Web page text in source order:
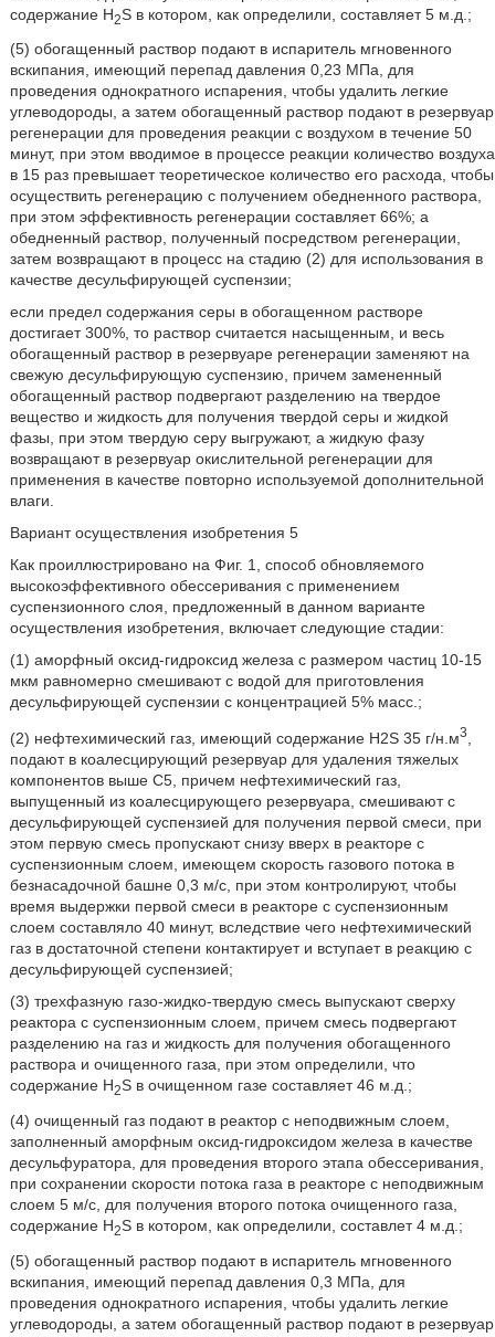
содержание H2S в котором, как определили, составляет 5 м.д.;
(5) обогащенный раствор подают в испаритель мгновенного
вскипания, имеющий перепад давления 0,23 МПа, для
проведения однократного испарения, чтобы удалить легкие
углеводороды, а затем обогащенный раствор подают в резервуар
регенерации для проведения реакции с воздухом в течение 50
минут, при этом вводимое в процессе реакции количество воздуха
в 15 раз превышает теоретическое количество его расхода, чтобы
осуществить регенерацию с получением обедненного раствора,
при этом эффективность регенерации составляет 66%; а
обедненный раствор, полученный посредством регенерации,
затем возвращают в процесс на стадию (2) для использования в
качестве десульфирующей суспензии;
если предел содержания серы в обогащенном растворе
достигает 300%, то раствор считается насыщенным, и весь
обогащенный раствор в резервуаре регенерации заменяют на
свежую десульфирующую суспензию, причем замененный
обогащенный раствор подвергают разделению на твердое
вещество и жидкость для получения твердой серы и жидкой
фазы, при этом твердую серу выгружают, а жидкую фазу
возвращают в резервуар окислительной регенерации для
применения в качестве повторно используемой дополнительной
влаги.
Вариант осуществления изобретения 5
Как проиллюстрировано на Фиг. 1, способ обновляемого
высокоэффективного обессеривания с применением
суспензионного слоя, предложенный в данном варианте
осуществления изобретения, включает следующие стадии:
(1) аморфный оксид-гидроксид железа с размером частиц 10-15
мкм равномерно смешивают с водой для приготовления
десульфирующей суспензии с концентрацией 5% масс.;
(2) нефтехимический газ, имеющий содержание H2S 35 г/н.м3
подают в коалесцирующий резервуар для удаления тяжелых
компонентов выше С5, причем нефтехимический газ,
выпущенный из коалесцирующего резервуара, смешивают с
десульфирующей суспензией для получения первой смеси, при
этом первую смесь пропускают снизу вверх в реакторе с
суспензионным слоем, имеющем скорость газового потока в
безнасадочной башне 0,3 м/с, при этом контролируют, чтобы
время выдержки первой смеси в реакторе с суспензионным
слоем составляло 40 минут, вследствие чего нефтехимический
газ в достаточной степени контактирует и вступает в реакцию с
десульфирующей суспензией;
(3) трехфазную газо-жидко-твердую смесь выпускают сверху
реактора с суспензионным слоем, причем смесь подвергают
разделению на газ и жидкость для получения обогащенного
раствора и очищенного газа, при этом определили, что
содержание H2S в очищенном газе составляет 46 м.д.;
(4) очищенный газ подают в реактор с неподвижным слоем,
заполненный аморфным оксид-гидроксидом железа в качестве
десульфуратора, для проведения второго этапа обессеривания,
при сохранении скорости потока газа в реакторе с неподвижным
слоем 5 м/с, для получения второго потока очищенного газа,
содержание H2S в котором, как определили, составлет 4 м.д.;
(5) обогащенный раствор подают в испаритель мгновенного
вскипания, имеющий перепад давления 0,3 МПа, для
проведения однократного испарения, чтобы удалить легкие
углеводороды, а затем обогащенный раствор подают в резервуар